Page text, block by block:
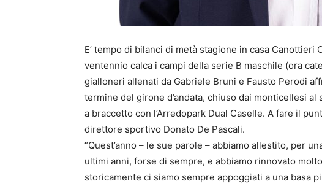
E’ tempo di bilanci di metà stagione in casa Canottieri
ventennio calca i campi della serie B maschile (ora
gialloneri allenati da Gabriele Bruni e Fausto Perodi
termine del girone d’andata, chiuso dai monticellesi
a braccetto con l’Arredopark Dual Caselle. A fare il
direttore sportivo Donato De Pascali.
“Quest’anno – le sue parole – abbiamo allestito, per
ultimi anni, forse di sempre, e abbiamo rinnovato
storicamente ci siamo sempre appoggiati a una basa